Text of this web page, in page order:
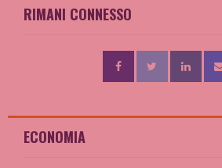
RIMANI CONNESSO
ECONOMIA